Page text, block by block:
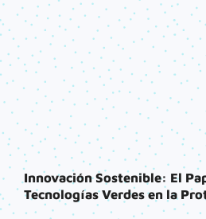
Innovación Sostenible: El
Tecnologías Verdes en la
Ambiente